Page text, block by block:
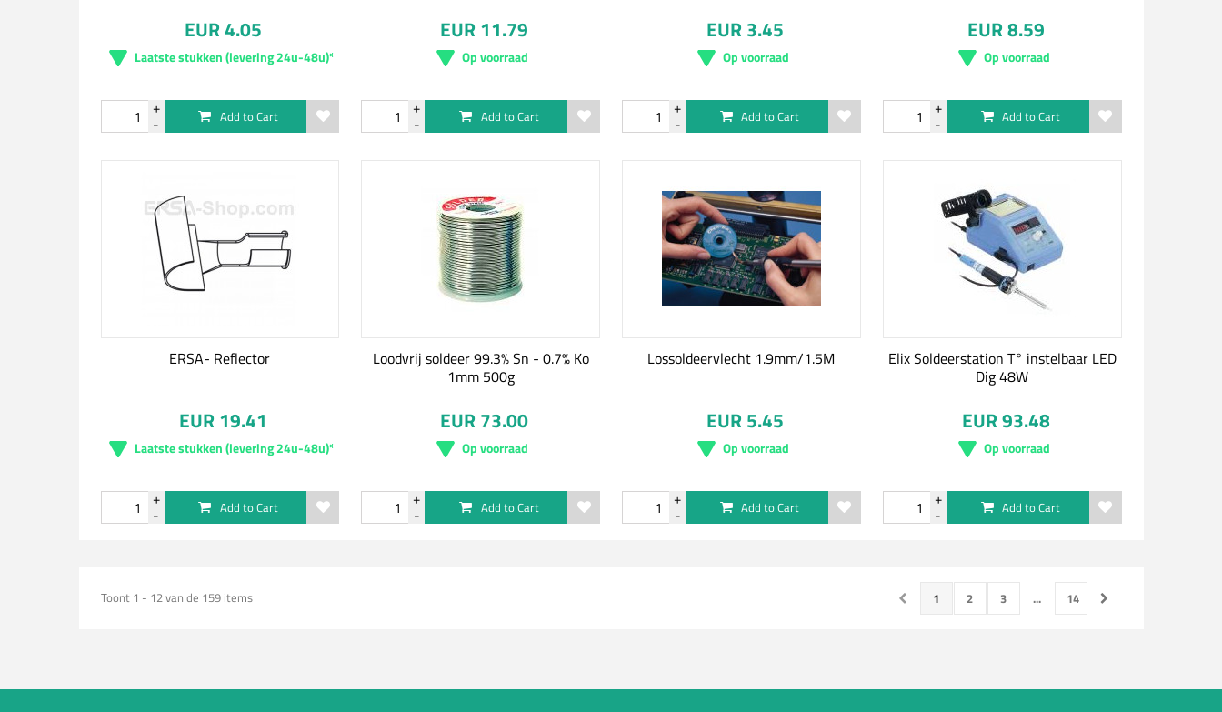
EUR 4.05
Laatste stukken (levering 24u-48u)*
Add to Cart
EUR 11.79
Op voorraad
Add to Cart
EUR 3.45
Op voorraad
Add to Cart
EUR 8.59
Op voorraad
Add to Cart
ERSA- Reflector
EUR 19.41
Laatste stukken (levering 24u-48u)*
Add to Cart
Loodvrij soldeer 99.3% Sn - 0.7% Ko
1mm 500g
EUR 73.00
Op voorraad
Add to Cart
Lossoldeervlecht 1.9mm/1.5M
EUR 5.45
Op voorraad
Add to Cart
Elix Soldeerstation T° instelbaar LED
Dig 48W
EUR 93.48
Op voorraad
Add to Cart
1 2 3 ... 14
Toont 1 - 12 van de 159 items